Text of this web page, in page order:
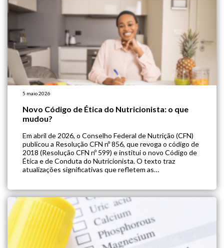
5 maio 2026
Novo Código de Ética do Nutricionista: o que
mudou?
Em abril de 2026, o Conselho Federal de Nutrição (CFN)
publicou a Resolução CFN nº 856, que revoga o código de
2018 (Resolução CFN nº 599) e institui o novo Código de
Ética e de Conduta do Nutricionista. O texto traz
atualizações significativas que refletem as